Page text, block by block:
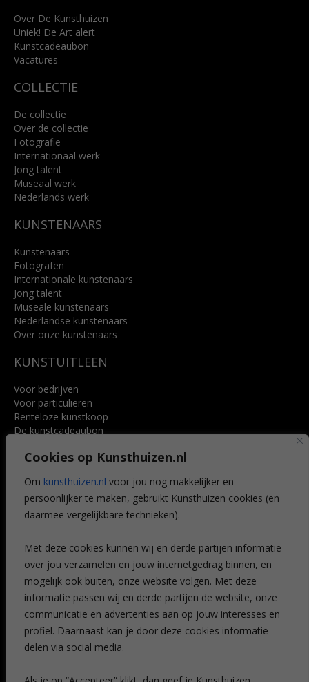
Cookies op Kunsthuizen.nl
Om kunsthuizen.nl voor jou nog makkelijker en
persoonlijker te maken, gebruikt Kunsthuizen cookies (en
daarmee vergelijkbare technieken).
Met deze cookies kunnen wij en derde partijen informatie
over jou verzamelen en jouw internetgedrag binnen, en
mogelijk ook buiten, onze website volgen. Met deze
informatie passen wij en derde partijen de website, onze
communicatie en advertenties aan op jouw interesses en
profiel. Daarnaast kan je door deze cookies informatie
delen via social media.
info@kunsthuisbreda.nl
Lees meer
Over De Kunsthuizen
Uniek! De Art alert
Kunstcadeaubon
Vacatures
COLLECTIE
De collectie
Over de collectie
Fotografie
Internationaal werk
Jong talent
Museaal werk
Nederlands werk
KUNSTENAARS
Kunstenaars
Fotografen
Internationale kunstenaars
Jong talent
Museale kunstenaars
Nederlandse kunstenaars
Over onze kunstenaars
KUNSTUITLEEN
Voor bedrijven
Voor particulieren
Renteloze kunstkoop
De kunstcadeaubon
Voordelen
Veelgestelde vragen
CONTACT
Leiden
Amsterdam
Breda
Favorieten
Mijn art alert
NIEUWSBRIEF